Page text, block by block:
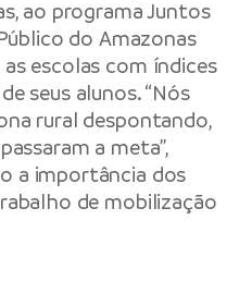
ao programa Juntos
do Amazonas
escolas com índices
seus alunos. “Nós
rural despontando,
a meta”,
a importância dos
de mobilização